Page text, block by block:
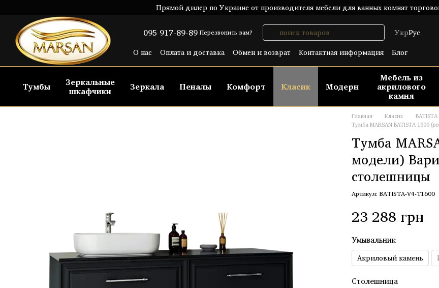
Прямой дилер по Украине от производителя мебели для ванных комнат
095 917-89-89 Перезвонить вам? УкрРус
О нас
Оплата и доставка Обмен и возврат Контактная информация
Блог
Тумбы Зеркальные
шкафчики Зеркала Пеналы Комфорт Класик Модерн
Мебель из
акрилового
камня
Главная Класик
BATISTA
Тумба MARSAN BATISTA 1600
Тумба
модели)
столешницы
Артикул: BATISTA-V4-T1600
23 288 грн
Умывальник
Акриловый камень
Столешница